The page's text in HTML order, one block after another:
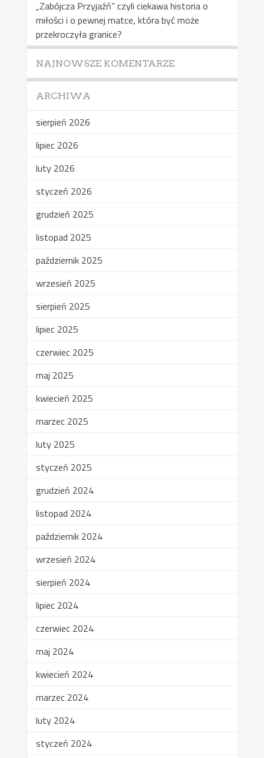
„Zabójcza Przyjaźń” czyli ciekawa historia o
miłości i o pewnej matce, która być może
przekroczyła granice?
NAJNOWSZE KOMENTARZE
ARCHIWA
sierpień 2026
lipiec 2026
luty 2026
styczeń 2026
grudzień 2025
listopad 2025
październik 2025
wrzesień 2025
sierpień 2025
lipiec 2025
czerwiec 2025
maj 2025
kwiecień 2025
marzec 2025
luty 2025
styczeń 2025
grudzień 2024
listopad 2024
październik 2024
wrzesień 2024
sierpień 2024
lipiec 2024
czerwiec 2024
maj 2024
kwiecień 2024
marzec 2024
luty 2024
styczeń 2024